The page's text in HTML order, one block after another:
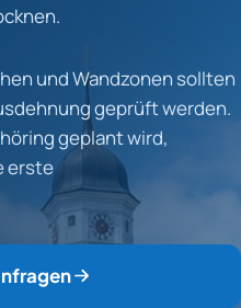
und Wandzonen sollten
geprüft werden.
geplant wird,
erste